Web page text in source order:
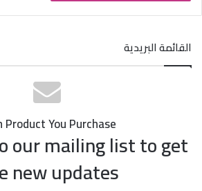
القائمة البريدية
You Purchase
our mailing list to get
new updates!